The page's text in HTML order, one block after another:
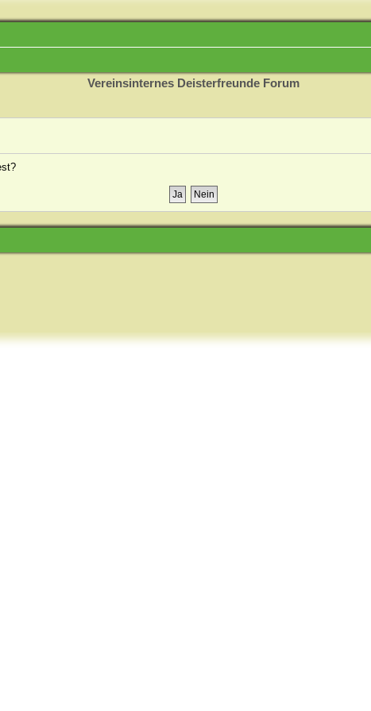
Vereinsinternes Deisterfreunde Forum